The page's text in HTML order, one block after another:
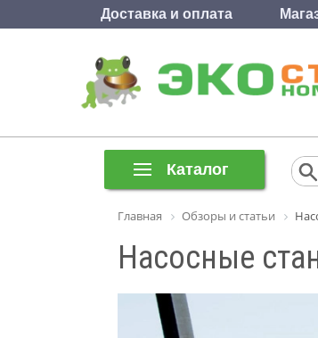
Доставка и оплата
Каталог
Главная Обзоры и статьи
Насосные